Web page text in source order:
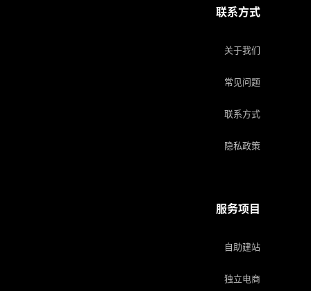
联系方式
关于我们
常见问题
联系方式
隐私政策
服务项目
自助建站
独立电商